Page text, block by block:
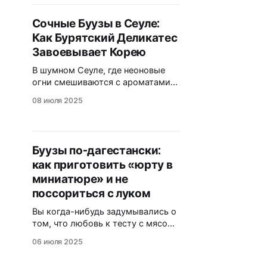
Это не просто пельмени!
Представьте себе: вы сидите в
уютной тувинской юрте, вокруг
Сочные Буузы в Сеуле:
Как Бурятский Деликатес
Завоевывает Корею
В шумном Сеуле, где неоновые
огни смешиваются с ароматами
хочется чего-то родного, теплого
оболочкой теста, которая тает во
рту. Это не просто еда — это
портал в мир сибирских вкусов,
неожиданно доступный в
азиатской метрополии.
08 июля 2025
Буузы по-дагестански:
как приготовить «юрту в
миниатюре» и не
поссориться с луком
Вы когда-нибудь задумывались о
том, что любовь к тесту с мясом
скрепа, которая реально
06 июля 2025